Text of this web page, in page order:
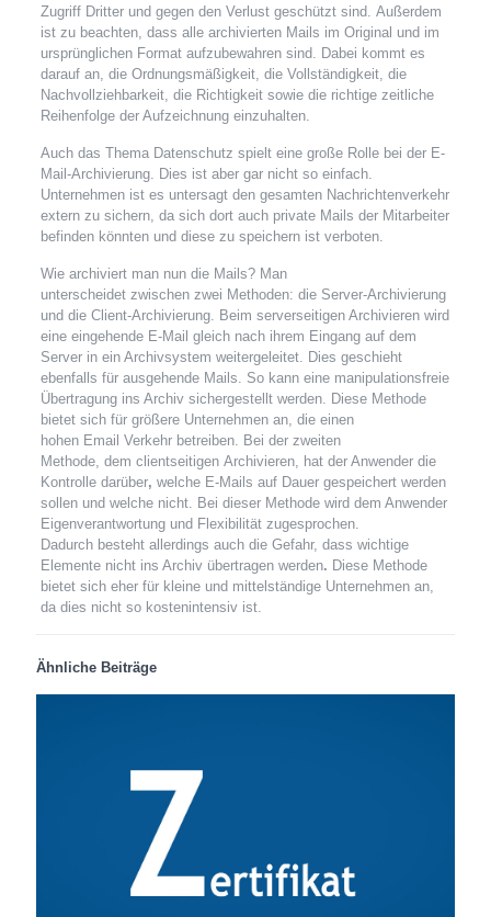
Zugriff Dritter und gegen den Verlust geschützt sind. Außerdem
ist zu beachten, dass alle archivierten Mails im Original und im
ursprünglichen Format aufzubewahren sind. Dabei kommt es
darauf an, die Ordnungsmäßigkeit, die Vollständigkeit, die
Nachvollziehbarkeit, die Richtigkeit sowie die richtige zeitliche
Reihenfolge der Aufzeichnung einzuhalten.
Auch das Thema Datenschutz spielt eine große Rolle bei der E-
Mail-Archivierung. Dies ist aber gar nicht so einfach.
Unternehmen ist es untersagt den gesamten Nachrichtenverkehr
extern zu sichern, da sich dort auch private Mails der Mitarbeiter
befinden könnten und diese zu speichern ist verboten.
Wie archiviert man nun die Mails? Man
unterscheidet zwischen zwei Methoden: die Server-Archivierung
und die Client-Archivierung. Beim serverseitigen Archivieren wird
eine eingehende E-Mail gleich nach ihrem Eingang auf dem
Server in ein Archivsystem weitergeleitet. Dies geschieht
ebenfalls für ausgehende Mails. So kann eine manipulationsfreie
Übertragung ins Archiv sichergestellt werden. Diese Methode
bietet sich für größere Unternehmen an, die einen
hohen Email Verkehr betreiben. Bei der zweiten
Methode, dem clientseitigen Archivieren, hat der Anwender die
Kontrolle darüber, welche E-Mails auf Dauer gespeichert werden
sollen und welche nicht. Bei dieser Methode wird dem Anwender
Eigenverantwortung und Flexibilität zugesprochen.
Dadurch besteht allerdings auch die Gefahr, dass wichtige
Elemente nicht ins Archiv übertragen werden. Diese Methode
bietet sich eher für kleine und mittelständige Unternehmen an,
da dies nicht so kostenintensiv ist.
Ähnliche Beiträge